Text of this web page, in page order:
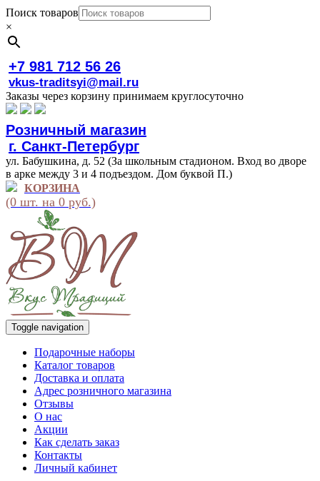
Поиск товаров
×
+7 981 712 56 26
vkus-traditsyi@mail.ru
Заказы через корзину принимаем круглосуточно
Розничный магазин
г. Санкт-Петербург
ул. Бабушкина, д. 52 (За школьным стадионом. Вход во дворе
в арке между 3 и 4 подъездом. Дом буквой П.)
КОРЗИНА
(0 шт. на 0 руб.)
Toggle navigation
Подарочные наборы
Каталог товаров
Доставка и оплата
Адрес розничного магазина
Отзывы
О нас
Акции
Как сделать заказ
Контакты
Личный кабинет